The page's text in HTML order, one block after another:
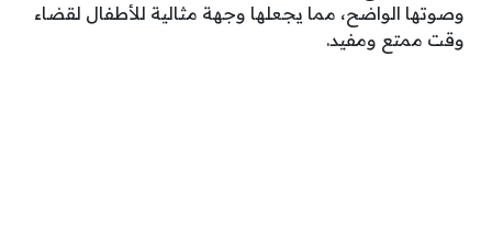
وصوتها الواضح، مما يجعلها وجهة مثالية للأطفال لقضاء
وقت ممتع ومفيد.